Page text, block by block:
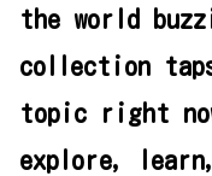
the world
collection
topic right
explore,